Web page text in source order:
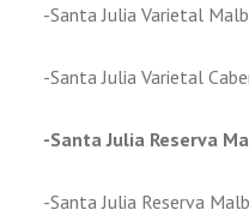
-Santa Julia Varietal
-Santa Julia Varietal
-Santa Julia Reserva
-Santa Julia Reserva